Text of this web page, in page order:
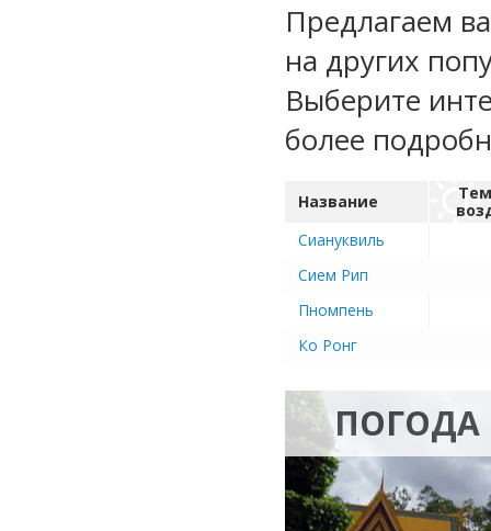
Предлагаем
на других
Выберите
более
Название
Сиануквиль
Сием Рип
Пномпень
Ко Ронг